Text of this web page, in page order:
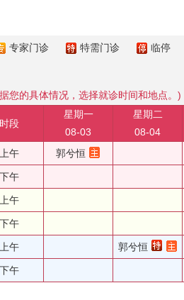
专家门诊 特需门诊 临停
您的具体情况，选择就诊时间和地点。)
时段
星期一
08-03
星期二
08-04
上午 郭兮恒
下午
上午
下午
上午 郭兮恒
下午